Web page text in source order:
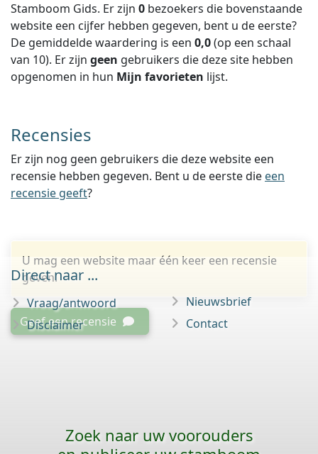
Stamboom Gids. Er zijn 0 bezoekers die bovenstaande
website een cijfer hebben gegeven, bent u de eerste?
De gemiddelde waardering is een 0,0(op een schaal
van 10). Er zijn geen gebruikers die deze site hebben
opgenomen in hun Mijn favorieten lijst.
Recensies
Er zijn nog geen gebruikers die deze website een
recensie hebben gegeven. Bent u de eerste die een
recensie geeft?
U mag een website maar één keer een recensie
geven.
Geef een recensie
Direct naar ...
Vraag/antwoord
Disclaimer
Nieuwsbrief
Contact
Zoek naar uw voorouders